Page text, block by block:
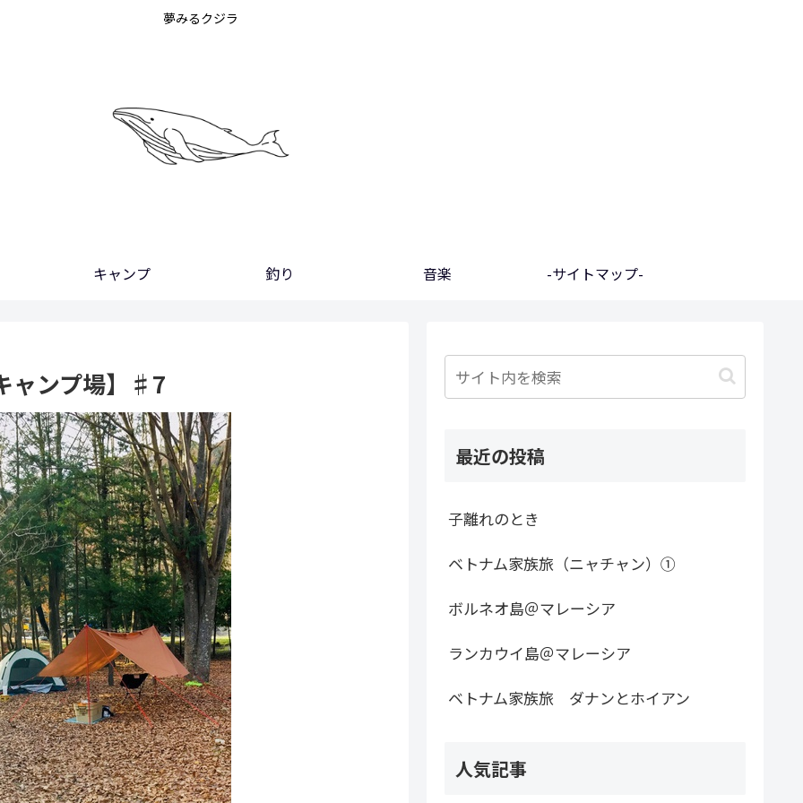
夢みるクジラ
キャンプ 釣り 音楽 -サイトマップ-
ャンプ場】♯7
最近の投稿
子離れのとき
ベトナム家族旅（ニャチャン）①
ボルネオ島＠マレーシア
ランカウイ島＠マレーシア
ベトナム家族旅 ダナンとホイアン
人気記事